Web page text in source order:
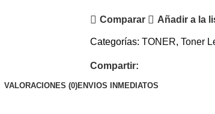
Comparar Añadir a la
Categorías: TONER, Toner
Compartir:
VALORACIONES (0)ENVIOS INMEDIATOS